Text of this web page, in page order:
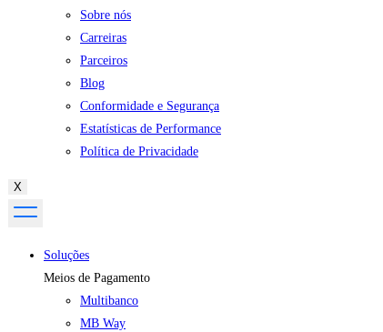
Sobre nós
Carreiras
Parceiros
Blog
Conformidade e Segurança
Estatísticas de Performance
Política de Privacidade
X
Soluções
Meios de Pagamento
Multibanco
MB Way